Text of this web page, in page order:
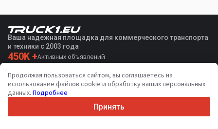
Ваша надежная площадка для коммерческого транспорта
и техники с 2003 года
450K +Активных объявлений
36Поддерживаемых языков
4.7/5
Продолжая пользоваться сайтом, вы соглашаетесь на
использование файлов cookie и обработку ваших персональных
данных. Подробнее
Принять